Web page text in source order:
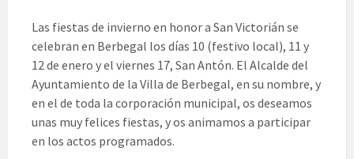
Las fiestas de invierno en honor a San Victorián se
celebran en Berbegal los días 10 (festivo local), 11 y
12 de enero y el viernes 17, San Antón. El Alcalde del
Ayuntamiento de la Villa de Berbegal, en su nombre, y
en el de toda la corporación municipal, os deseamos
unas muy felices fiestas, y os animamos a participar
en los actos programados.